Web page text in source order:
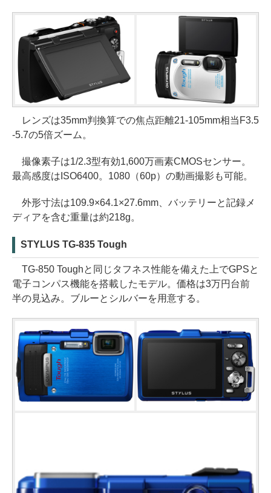
レンズは35mm判換算での焦点距離21-105mm相当F3.5
-5.7の5倍ズーム。
撮像素子は1/2.3型有効1,600万画素CMOSセンサー。
最高感度はISO6400。1080（60p）の動画撮影も可能。
外形寸法は109.9×64.1×27.6mm、バッテリーと記録メ
ディアを含む重量は約218g。
STYLUS TG-835 Tough
TG-850 Toughと同じタフネス性能を備えた上でGPSと
電子コンパス機能を搭載したモデル。価格は3万円台前
半の見込み。ブルーとシルバーを用意する。